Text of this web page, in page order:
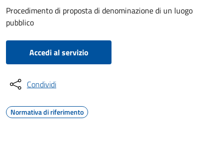
Procedimento di proposta di denominazione di un luogo
pubblico
Accedi al servizio
Condividi
Normativa di riferimento